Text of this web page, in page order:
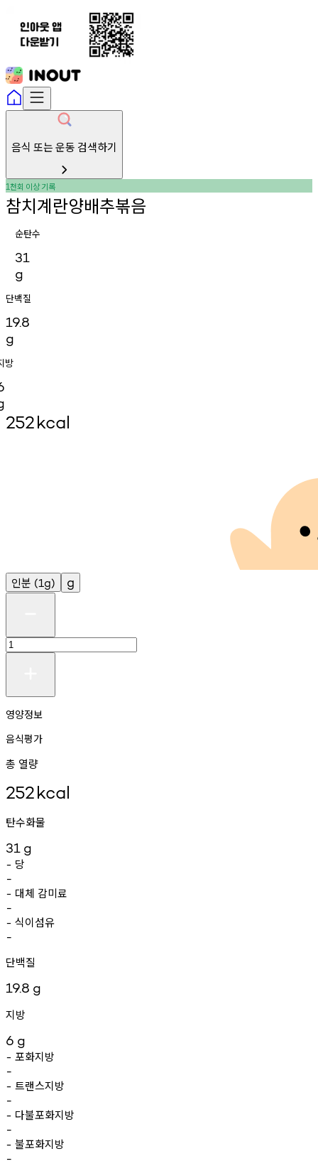
음식 또는 운동 검색하기
1천회 이상기록
참치계란양배추볶음
순탄수
31
g
단백질
19.8
g
방
252kcal
인분 (1g) g
영양정보
음식평가
총 열량
252kcal
탄수화물
31 g
- 당
-
- 대체 감미료
-
- 식이섬유
-
단백질
19.8 g
지방
6 g
- 포화지방
-
- 트랜스지방
-
- 다불포화지방
-
- 불포화지방
-